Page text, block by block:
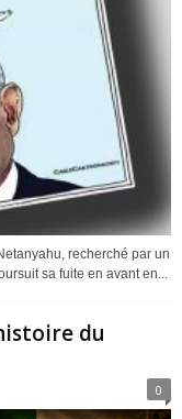
recherché par un
sa fuite en avant en...
du
0